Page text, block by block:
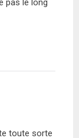
pas le long
toute sorte